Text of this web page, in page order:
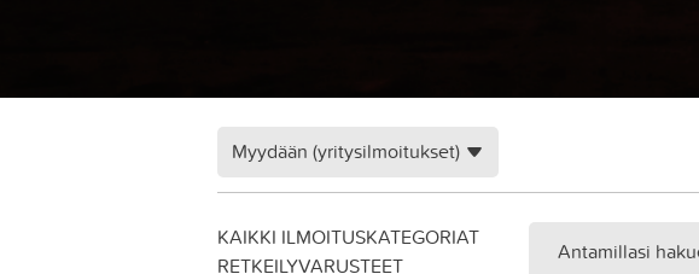
Myydään (yritysilmoitukset)
KAIKKI ILMOITUSKATEGORIAT
RETKEILYVARUSTEET
Antamillasi